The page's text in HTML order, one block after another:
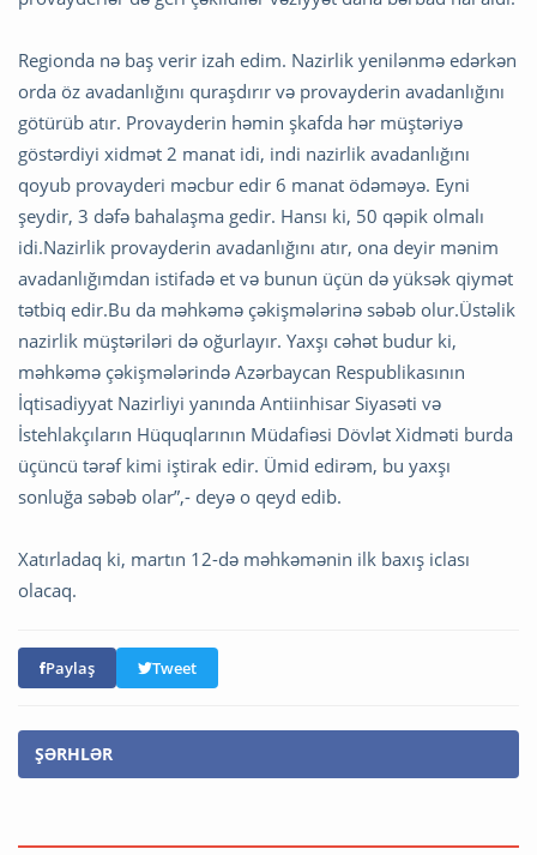
Regionda nə baş verir izah edim. Nazirlik yenilənmə edərkən
orda öz avadanlığını quraşdırır və provayderin avadanlığını
götürüb atır. Provayderin həmin şkafda hər müştəriyə
göstərdiyi xidmət 2 manat idi, indi nazirlik avadanlığını
qoyub provayderi məcbur edir 6 manat ödəməyə. Eyni
şeydir, 3 dəfə bahalaşma gedir. Hansı ki, 50 qəpik olmalı
idi.Nazirlik provayderin avadanlığını atır, ona deyir mənim
avadanlığımdan istifadə et və bunun üçün də yüksək qiymət
tətbiq edir.Bu da məhkəmə çəkişmələrinə səbəb olur.Üstəlik
nazirlik müştəriləri də oğurlayır. Yaxşı cəhət budur ki,
məhkəmə çəkişmələrində Azərbaycan Respublikasının
İqtisadiyyat Nazirliyi yanında Antiinhisar Siyasəti və
İstehlakçıların Hüquqlarının Müdafiəsi Dövlət Xidməti burda
üçüncü tərəf kimi iştirak edir. Ümid edirəm, bu yaxşı
sonluğa səbəb olar”,- deyə o qeyd edib.
Xatırladaq ki, martın 12-də məhkəmənin ilk baxış iclası
olacaq.
Paylaş Tweet
ŞƏRHLƏR